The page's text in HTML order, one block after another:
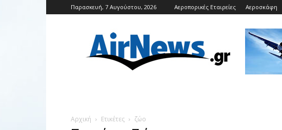
Παρασκευή, 7 Αυγούστου, 2026 Αεροπορικές Εταιρείες Αεροσκάφη
Αρχική Ετικέτες ζώο